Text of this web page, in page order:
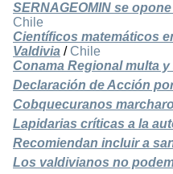
SERNAGEOMIN se
Chile
Científicos matemáticos
Valdivia / Chile
Conama Regional multa
Declaración de Acción
Cobquecuranos
Lapidarias críticas a la
Recomiendan incluir a
Los valdivianos no